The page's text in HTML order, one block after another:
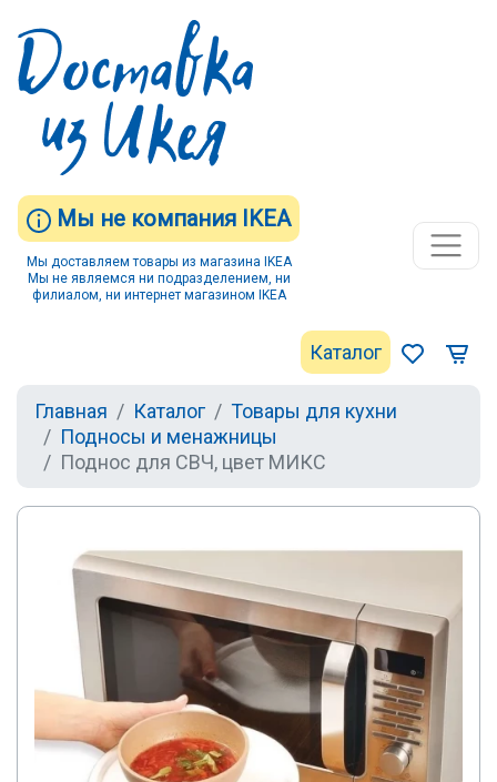
Мы не компания IKEA
Мы доставляем товары из магазина IKEA
Мы не являемся ни подразделением, ни
филиалом, ни интернет магазином IKEA
Каталог
Главная Каталог
Товары для кухни
Подносы и менажницы
Поднос для СВЧ, цвет МИКС